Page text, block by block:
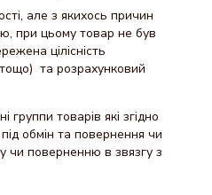
але з якихось причин
при цьому товар не був
цілісність
та розрахунковий
группи товарів які згідно
обмін та повернення чи
чи поверненню в звязгу з